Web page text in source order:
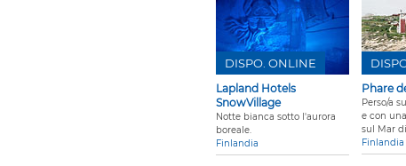
Lapland Hotels
SnowVillage
Notte bianca sotto l'aurora
boreale.
Finlandia
DISPO. ONLINE
Phare
Perso/a
e con
sul Mar
Finlandia